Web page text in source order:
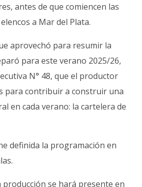
antes de que comiencen las
a Mar del Plata.
aprovechó para resumir la
para este verano 2025/26,
N° 48, que el productor
para contribuir a construir una
en cada verano: la cartelera de
definida la programación en
producción se hará presente en